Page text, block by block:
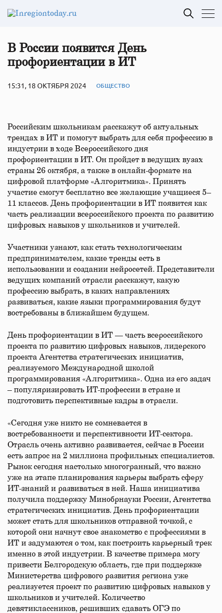
В России появится День
профориентации в ИТ
15:31, 18 ОКТЯБРЯ 2024 ОБЩЕСТВО
Российским школьникам расскажут об актуальных
трендах в ИТ и помогут выбрать для себя профессию в
индустрии в ходе Всероссийского дня
профориентации в ИТ. Он пройдет в ведущих вузах
страны 26 октября, а также в онлайн-формате на
цифровой платформе «Алгоритмика». Принять
участие смогут бесплатно все желающие учащиеся 5–
11 классов. День профориентации в ИТ появится как
часть реализации всероссийского проекта по развитию
цифровых навыков у школьников и учителей.
Участники узнают, как стать технологическим
предпринимателем, какие тренды есть в
использовании и создании нейросетей. Представители
ведущих компаний отрасли расскажут, какую
профессию выбрать, в каких направлениях
развиваться, какие языки программирования будут
востребованы в ближайшем будущем.
День профориентации в ИТ — часть всероссийского
проекта по развитию цифровых навыков, лидерского
проекта Агентства стратегических инициатив,
реализуемого Международной школой
программирования «Алгоритмика». Одна из его задач
– популяризировать ИТ-профессии в стране и
подготовить перспективные кадры в отрасли.
«Сегодня уже никто не сомневается в
востребованности и перспективности ИТ-сектора.
Отрасль очень активно развивается, сейчас в России
есть запрос на 2 миллиона профильных специалистов.
Рынок сегодня настолько многогранный, что важно
уже на этапе планирования карьеры выбрать сферу
ИТ-знаний и развиваться в ней. Наша инициатива
получила поддержку Минобрнауки России, Агентства
стратегических инициатив. День профориентации
может стать для школьников отправной точкой, с
которой они начнут свое знакомство с профессиями в
ИТ и задумаются о том, как построить карьерный трек
именно в этой индустрии. В качестве примера могу
привести Белгородскую область, где при поддержке
Министерства цифрового развития региона уже
реализуется проект по развитию цифровых навыков у
школьников и учителей. Количество
девятиклассников, решивших сдавать ОГЭ по